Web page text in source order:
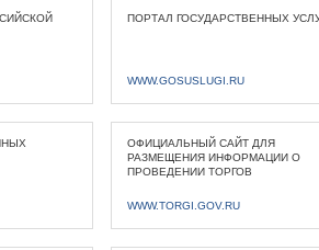
ПОРТАЛ ГОСУДАРСТВЕННЫХ
WWW.GOSUSLUGI.RU
ОФИЦИАЛЬНЫЙ САЙТ ДЛЯ
РАЗМЕЩЕНИЯ ИНФОРМАЦИИ О
ПРОВЕДЕНИИ ТОРГОВ
WWW.TORGI.GOV.RU